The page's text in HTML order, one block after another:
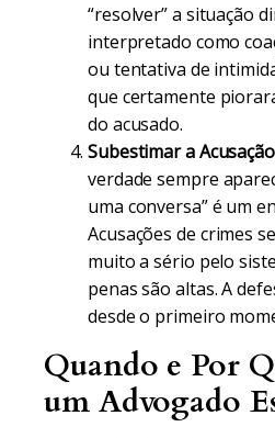
“resolver” a situação
interpretado como
ou tentativa de
que certamente
do acusado.
Subestimar a
verdade sempre
uma conversa” é um
Acusações de crimes
muito a sério pelo
penas são altas. A
desde o primeiro
Quando e Por
um Advogado